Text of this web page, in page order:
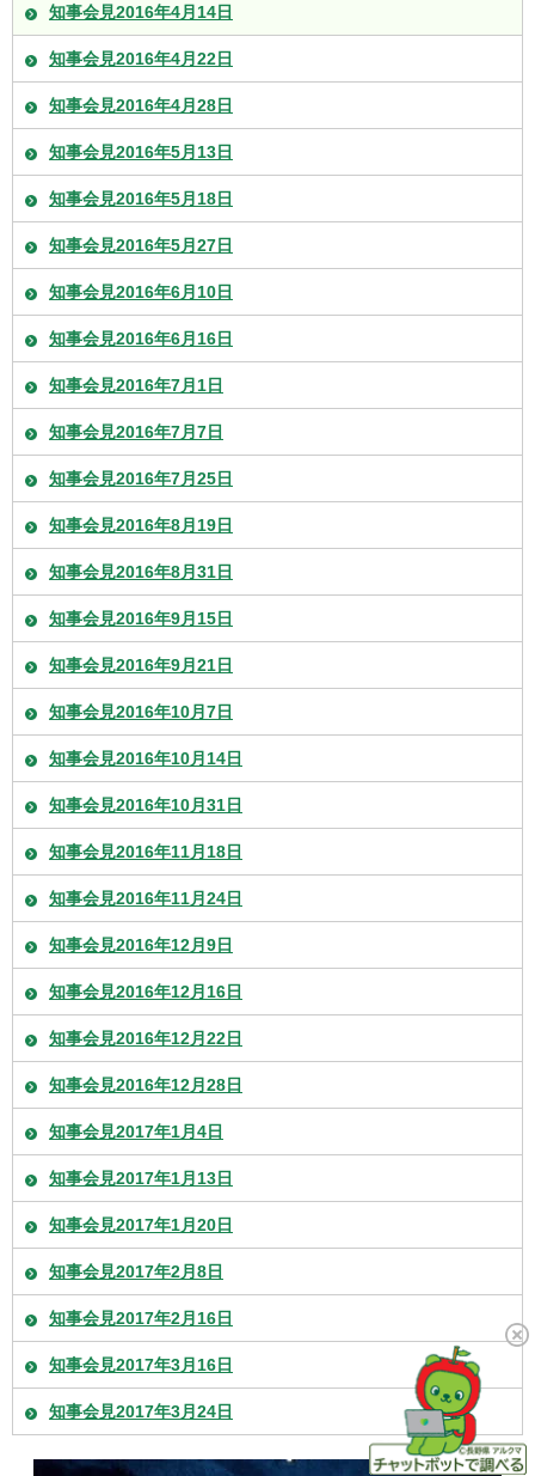
知事会見2016年4月14日
知事会見2016年4月22日
知事会見2016年4月28日
知事会見2016年5月13日
知事会見2016年5月18日
知事会見2016年5月27日
知事会見2016年6月10日
知事会見2016年6月16日
知事会見2016年7月1日
知事会見2016年7月7日
知事会見2016年7月25日
知事会見2016年8月19日
知事会見2016年8月31日
知事会見2016年9月15日
知事会見2016年9月21日
知事会見2016年10月7日
知事会見2016年10月14日
知事会見2016年10月31日
知事会見2016年11月18日
知事会見2016年11月24日
知事会見2016年12月9日
知事会見2016年12月16日
知事会見2016年12月22日
知事会見2016年12月28日
知事会見2017年1月4日
知事会見2017年1月13日
知事会見2017年1月20日
知事会見2017年2月8日
知事会見2017年2月16日
知事会見2017年3月16日
知事会見2017年3月24日